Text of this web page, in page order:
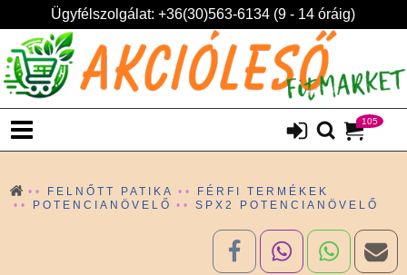
Ügyfélszolgálat: +36(30)563-6134 (9 - 14 óráig)
105
FELNŐTT PATIKA
FÉRFI TERMÉKEK
POTENCIANÖVELŐ
SPX2 POTENCIANÖVELŐ